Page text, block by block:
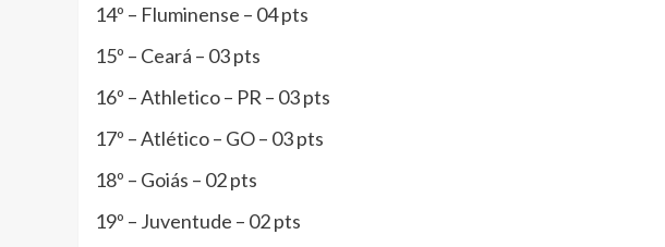
14º – Fluminense – 04 pts
15º – Ceará – 03 pts
16º – Athletico – PR – 03 pts
17º – Atlético – GO – 03 pts
18º – Goiás – 02 pts
19º – Juventude – 02 pts